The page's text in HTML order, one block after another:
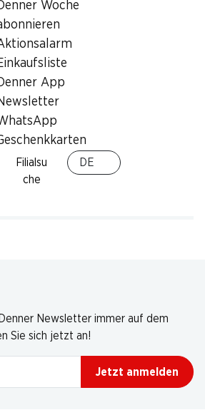
Woche
App
Filialsu
che
DE
Newsletter immer auf dem
Sie sich jetzt an!
Jetzt anmelden